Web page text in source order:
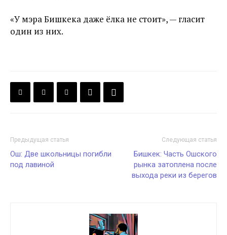
«У мэра Бишкека даже ёлка не стоит», — гласит
один из них.
Предыдущая статья
Ош: Две школьницы погибли
под лавиной
Следующая статья
Бишкек: Часть Ошского
рынка затоплена после
выхода реки из берегов